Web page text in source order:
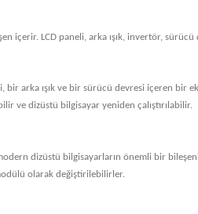
içerir. LCD paneli, arka ışık, invertör,
bir arka ışık ve bir sürücü devresi içeren bir
ve dizüstü bilgisayar yeniden çalıştırılabilir.
dizüstü bilgisayarların önemli bir
olarak değiştirilebilirler.